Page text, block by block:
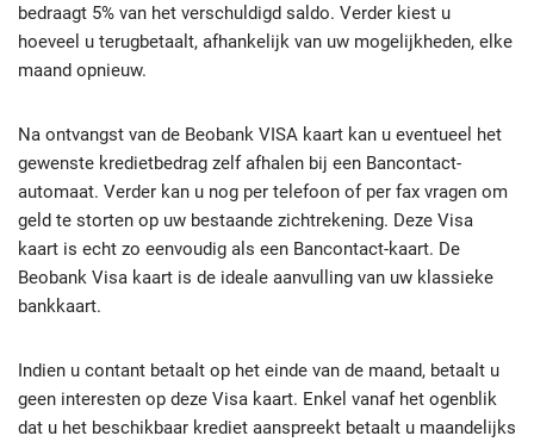
bedraagt 5% van het verschuldigd saldo. Verder kiest u
hoeveel u terugbetaalt, afhankelijk van uw mogelijkheden, elke
maand opnieuw.
Na ontvangst van de Beobank VISA kaart kan u eventueel het
gewenste kredietbedrag zelf afhalen bij een Bancontact-
automaat. Verder kan u nog per telefoon of per fax vragen om
geld te storten op uw bestaande zichtrekening. Deze Visa
kaart is echt zo eenvoudig als een Bancontact-kaart. De
Beobank Visa kaart is de ideale aanvulling van uw klassieke
bankkaart.
Indien u contant betaalt op het einde van de maand, betaalt u
geen interesten op deze Visa kaart. Enkel vanaf het ogenblik
dat u het beschikbaar krediet aanspreekt betaalt u maandelijks